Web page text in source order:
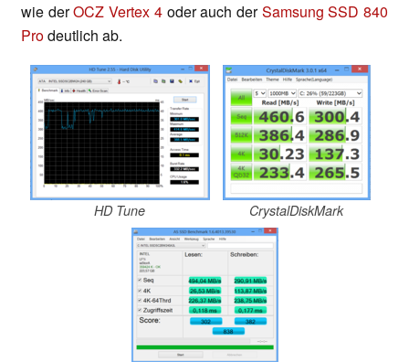
wie derOCZ Vertex 4oder auch derSamsung SSD 840
Prodeutlich ab.
HD Tune CrystalDiskMark